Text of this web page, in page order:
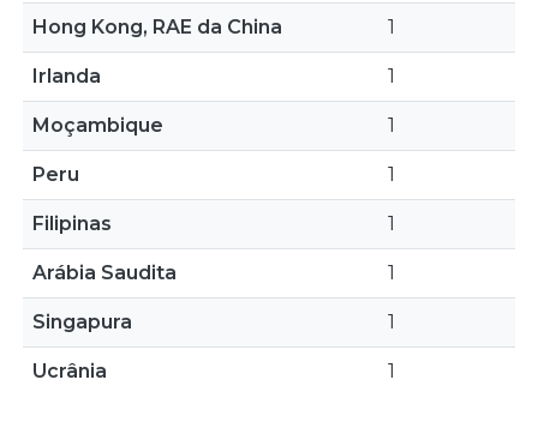
Hong Kong, RAE da China 1
Irlanda 1
Moçambique 1
Peru 1
Filipinas 1
Arábia Saudita 1
Singapura 1
Ucrânia 1